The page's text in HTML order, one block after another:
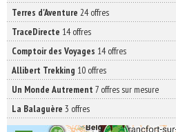
Terres d'Aventure 24 offres
TraceDirecte 14 offres
Comptoir des Voyages 14 offres
Allibert Trekking 10 offres
Un Monde Autrement 7 offres sur mesure
La Balaguère 3 offres